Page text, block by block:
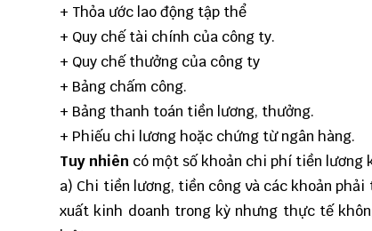
+ Thỏa ước lao động tập thể
+ Quy chế tài chính của công ty.
+ Quy chế thưởng của công ty
+ Bảng chấm công.
+ Bảng thanh toán tiền lương, thưởng.
+ Phiếu chi lương hoặc chứng từ ngân hàng.
Tuy nhiên có một số khoản chi phí tiền lương
a) Chi tiền lương, tiền công và các khoản
xuất kinh doanh trong kỳ nhưng thực tế